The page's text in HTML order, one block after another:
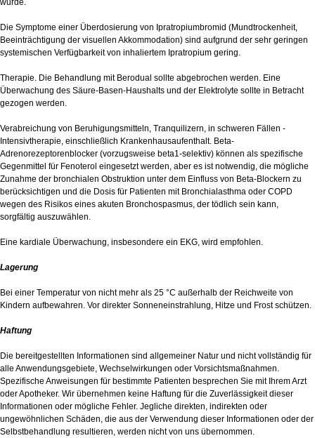
wurde.
Die Symptome einer Überdosierung von Ipratropiumbromid (Mundtrockenheit,
Beeinträchtigung der visuellen Akkommodation) sind aufgrund der sehr geringen
systemischen Verfügbarkeit von inhaliertem Ipratropium gering.
Therapie. Die Behandlung mit Berodual sollte abgebrochen werden. Eine
Überwachung des Säure-Basen-Haushalts und der Elektrolyte sollte in Betracht
gezogen werden.
Verabreichung von Beruhigungsmitteln, Tranquilizern, in schweren Fällen -
Intensivtherapie, einschließlich Krankenhausaufenthalt. Beta-
Adrenorezeptorenblocker (vorzugsweise beta1-selektiv) können als spezifische
Gegenmittel für Fenoterol eingesetzt werden, aber es ist notwendig, die mögliche
Zunahme der bronchialen Obstruktion unter dem Einfluss von Beta-Blockern zu
berücksichtigen und die Dosis für Patienten mit Bronchialasthma oder COPD
wegen des Risikos eines akuten Bronchospasmus, der tödlich sein kann,
sorgfältig auszuwählen.
Eine kardiale Überwachung, insbesondere ein EKG, wird empfohlen.
Lagerung
Bei einer Temperatur von nicht mehr als 25 °C außerhalb der Reichweite von
Kindern aufbewahren. Vor direkter Sonneneinstrahlung, Hitze und Frost schützen.
Haftung
Die bereitgestellten Informationen sind allgemeiner Natur und nicht vollständig für
alle Anwendungsgebiete, Wechselwirkungen oder Vorsichtsmaßnahmen.
Spezifische Anweisungen für bestimmte Patienten besprechen Sie mit Ihrem Arzt
oder Apotheker. Wir übernehmen keine Haftung für die Zuverlässigkeit dieser
Informationen oder mögliche Fehler. Jegliche direkten, indirekten oder
ungewöhnlichen Schäden, die aus der Verwendung dieser Informationen oder der
Selbstbehandlung resultieren, werden nicht von uns übernommen.